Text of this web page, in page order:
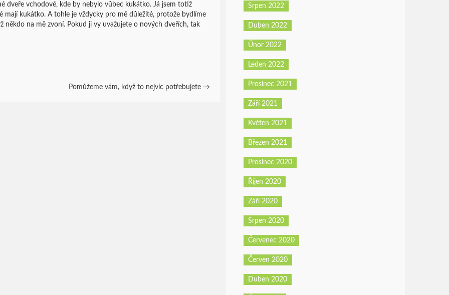
dveře vchodové, kde by nebylo vůbec kukátko. Já jsem totiž
mají kukátko. A tohle je vždycky pro mě důležité, protože bydlíme
někdo na mě zvoní. Pokud ji vy uvažujete o nových dveřích, tak
Pomůžeme vám, když to nejvíc potřebujete →
Srpen 2022
Duben 2022
Únor 2022
Leden 2022
Prosinec 2021
Září 2021
Květen 2021
Březen 2021
Prosinec 2020
Říjen 2020
Září 2020
Srpen 2020
Červenec 2020
Červen 2020
Duben 2020